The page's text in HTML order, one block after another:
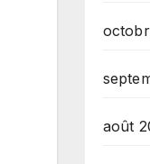
août